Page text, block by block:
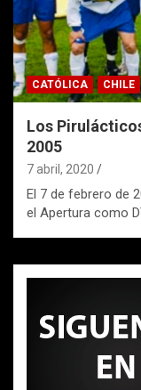
CATÓLICA CHILE
Los
2005
7 abril, 2020
El 7 de febrero de
el Apertura como